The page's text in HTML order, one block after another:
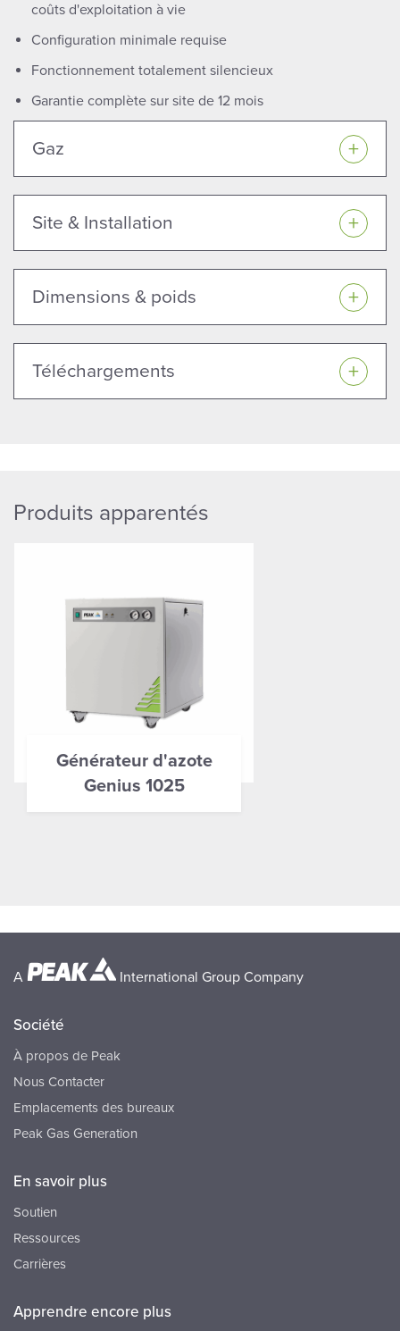
coûts d'exploitation à vie
Configuration minimale requise
Fonctionnement totalement silencieux
Garantie complète sur site de 12 mois
Gaz
Site & Installation
Dimensions & poids
Téléchargements
Produits apparentés
Générateur d'azote
Genius 1025
A International Group Company
Société
À propos de Peak
Nous Contacter
Emplacements des bureaux
Peak Gas Generation
En savoir plus
Soutien
Ressources
Carrières
Apprendre encore plus